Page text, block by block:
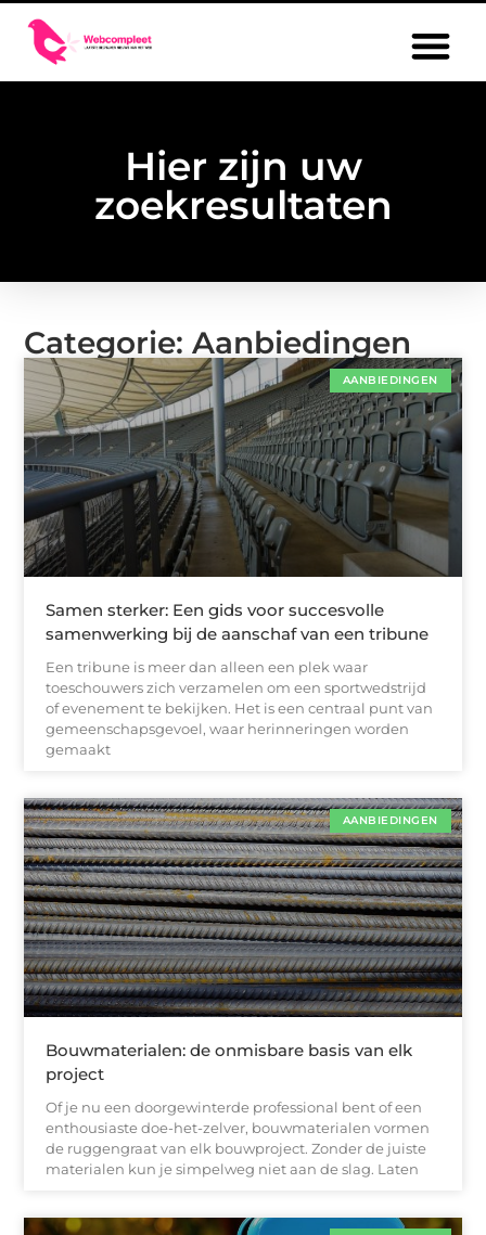
Hier zijn uw
zoekresultaten
Categorie: Aanbiedingen
AANBIEDINGEN
Samen sterker: Een gids voor succesvolle
samenwerking bij de aanschaf van een tribune
Een tribune is meer dan alleen een plek waar
toeschouwers zich verzamelen om een sportwedstrijd
of evenement te bekijken. Het is een centraal punt van
gemeenschapsgevoel, waar herinneringen worden
gemaakt
AANBIEDINGEN
Bouwmaterialen: de onmisbare basis van elk
project
Of je nu een doorgewinterde professional bent of een
enthousiaste doe-het-zelver, bouwmaterialen vormen
de ruggengraat van elk bouwproject. Zonder de juiste
materialen kun je simpelweg niet aan de slag. Laten